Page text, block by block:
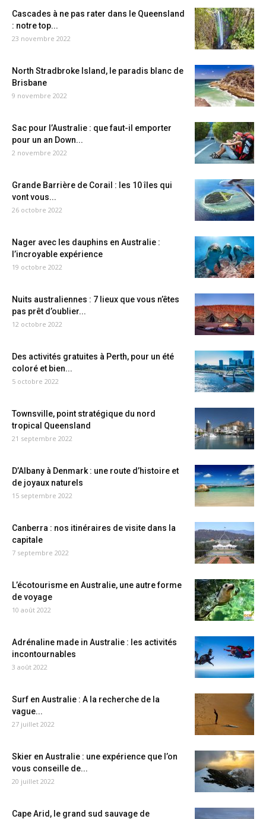
Cascades à ne pas rater dans le Queensland
: notre top...
23 novembre 2022
North Stradbroke Island, le paradis blanc de
Brisbane
9 novembre 2022
Sac pour l’Australie : que faut-il emporter
pour un an Down...
2 novembre 2022
Grande Barrière de Corail : les 10 îles qui
vont vous...
26 octobre 2022
Nager avec les dauphins en Australie :
l’incroyable expérience
19 octobre 2022
Nuits australiennes : 7 lieux que vous n’êtes
pas prêt d’oublier...
12 octobre 2022
Des activités gratuites à Perth, pour un été
coloré et bien...
5 octobre 2022
Townsville, point stratégique du nord
tropical Queensland
21 septembre 2022
D’Albany à Denmark : une route d’histoire et
de joyaux naturels
15 septembre 2022
Canberra : nos itinéraires de visite dans la
capitale
7 septembre 2022
L’écotourisme en Australie, une autre forme
de voyage
10 août 2022
Adrénaline made in Australie : les activités
incontournables
3 août 2022
Surf en Australie : A la recherche de la
vague...
27 juillet 2022
Skier en Australie : une expérience que l’on
vous conseille de...
20 juillet 2022
Cape Arid, le grand sud sauvage de